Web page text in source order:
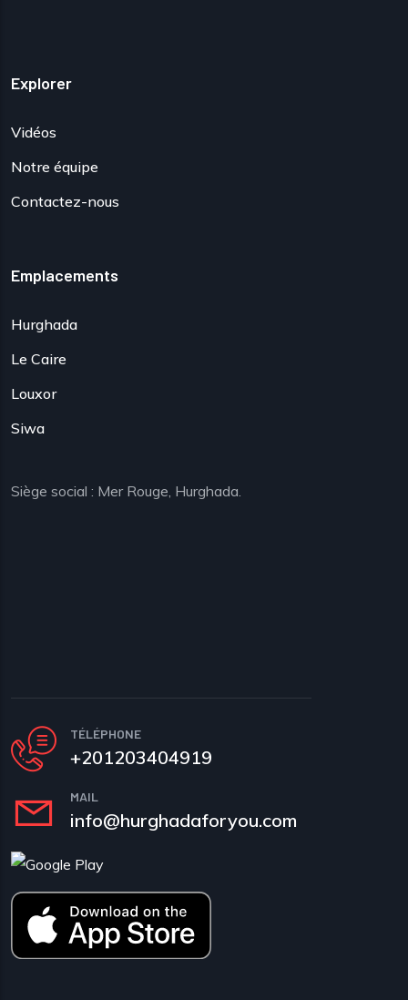
Explorer
Vidéos
Notre équipe
Contactez-nous
Emplacements
Hurghada
Le Caire
Louxor
Siwa
Siège social : Mer Rouge, Hurghada.
TÉLÉPHONE
+201203404919
MAIL
info@hurghadaforyou.com